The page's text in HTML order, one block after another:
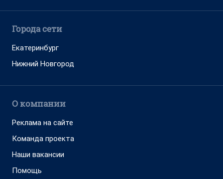
Города сети
Екатеринбург
Нижний Новгород
О компании
Реклама на сайте
Команда проекта
Наши вакансии
Помощь